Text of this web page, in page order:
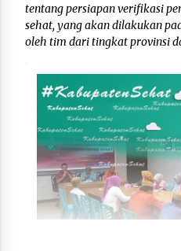
tentang persiapan verifikasi
sehat, yang akan dilakukan
oleh tim dari tingkat provinsi